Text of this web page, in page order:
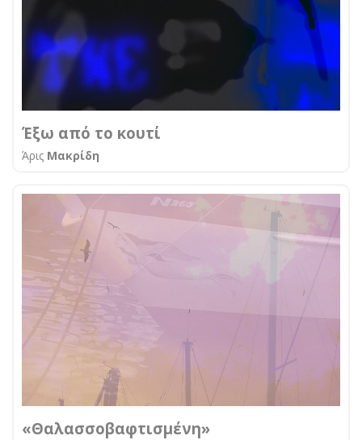
Έξω από το κουτί
Άρις Μακρίδη
«Θαλασσοβαφτισμένη»